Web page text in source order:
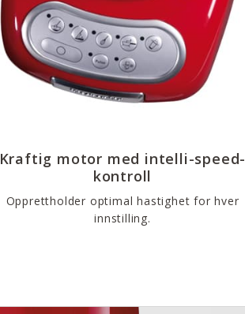
Kraftig motor med intelli-speed-
kontroll
Opprettholder optimal hastighet for hver
innstilling.